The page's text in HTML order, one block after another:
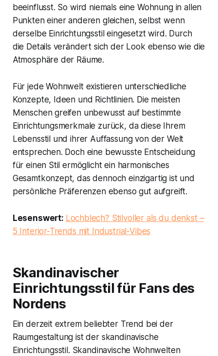
beeinflusst. So wird niemals eine Wohnung in allen
Punkten einer anderen gleichen, selbst wenn
derselbe Einrichtungsstil eingesetzt wird. Durch
die Details verändert sich der Look ebenso wie die
Atmosphäre der Räume.
Für jede Wohnwelt existieren unterschiedliche
Konzepte, Ideen und Richtlinien. Die meisten
Menschen greifen unbewusst auf bestimmte
Einrichtungsmerkmale zurück, da diese Ihrem
Lebensstil und ihrer Auffassung von der Welt
entsprechen. Doch eine bewusste Entscheidung
für einen Stil ermöglicht ein harmonisches
Gesamtkonzept, das dennoch einzigartig ist und
persönliche Präferenzen ebenso gut aufgreift.
Lesenswert: Lochblech? Stilvoller als du denkst –
5 Interior-Trends mit Industrial-Vibes
Skandinavischer
Einrichtungsstil für Fans des
Nordens
Ein derzeit extrem beliebter Trend bei der
Raumgestaltung ist der skandinavische
Einrichtungsstil. Skandinavische Wohnwelten